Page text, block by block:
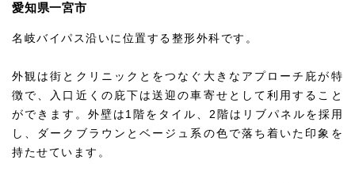
愛知県一宮市
名岐バイパス沿いに位置する整形外科です。
外観は街とクリニックとをつなぐ大きなアプローチ庇が特
徴で、入口近くの庇下は送迎の車寄せとして利用すること
ができます。外壁は1階をタイル、2階はリブパネルを採用
し、ダークブラウンとベージュ系の色で落ち着いた印象を
持たせています。